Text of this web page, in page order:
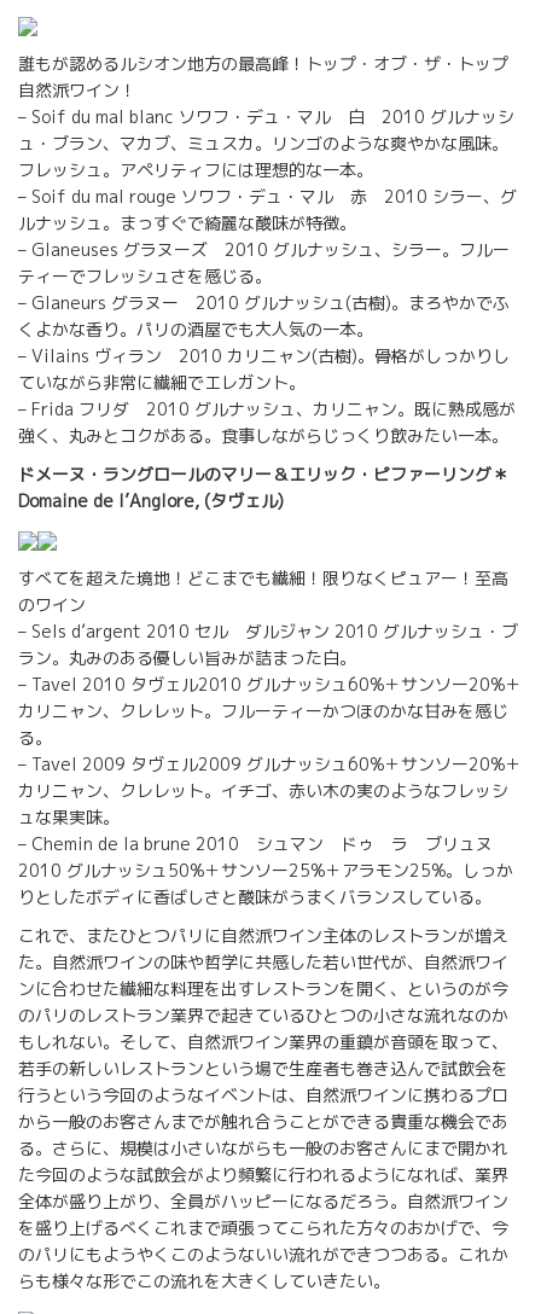
誰もが認めるルシオン地方の最高峰！トップ・オブ・ザ・トップ
自然派ワイン！
– Soif du mal blanc ソワフ・デュ・マル 白 2010 グルナッシ
ュ・ブラン、マカブ、ミュスカ。リンゴのような爽やかな風味。
フレッシュ。アペリティフには理想的な一本。
– Soif du mal rouge ソワフ・デュ・マル 赤 2010 シラー、グ
ルナッシュ。まっすぐで綺麗な酸味が特徴。
– Glaneuses グラヌーズ 2010 グルナッシュ、シラー。フルー
ティーでフレッシュさを感じる。
– Glaneurs グラヌー 2010 グルナッシュ(古樹)。まろやかでふ
くよかな香り。パリの酒屋でも大人気の一本。
– Vilains ヴィラン 2010 カリニャン(古樹)。骨格がしっかりし
ていながら非常に繊細でエレガント。
– Frida フリダ 2010 グルナッシュ、カリニャン。既に熟成感が
強く、丸みとコクがある。食事しながらじっくり飲みたい一本。
ドメーヌ・ラングロールのマリー＆エリック・ピファーリング＊
Domaine de l’Anglore, (タヴェル)
すべてを超えた境地！どこまでも繊細！限りなくピュアー！至高
のワイン
– Sels d’argent 2010 セル ダルジャン 2010 グルナッシュ・ブ
ラン。丸みのある優しい旨みが詰まった白。
– Tavel 2010 タヴェル2010 グルナッシュ60%＋サンソー20%＋
カリニャン、クレレット。フルーティーかつほのかな甘みを感じ
る。
– Tavel 2009 タヴェル2009 グルナッシュ60%＋サンソー20%＋
カリニャン、クレレット。イチゴ、赤い木の実のようなフレッシ
ュな果実味。
– Chemin de la brune 2010 シュマン ドゥ ラ ブリュヌ
2010 グルナッシュ50%＋サンソー25%＋アラモン25%。しっか
りとしたボディに香ばしさと酸味がうまくバランスしている。
これで、またひとつパリに自然派ワイン主体のレストランが増え
た。自然派ワインの味や哲学に共感した若い世代が、自然派ワイ
ンに合わせた繊細な料理を出すレストランを開く、というのが今
のパリのレストラン業界で起きているひとつの小さな流れなのか
もしれない。そして、自然派ワイン業界の重鎮が音頭を取って、
若手の新しいレストランという場で生産者も巻き込んで試飲会を
行うという今回のようなイベントは、自然派ワインに携わるプロ
から一般のお客さんまでが触れ合うことができる貴重な機会であ
る。さらに、規模は小さいながらも一般のお客さんにまで開かれ
た今回のような試飲会がより頻繁に行われるようになれば、業界
全体が盛り上がり、全員がハッピーになるだろう。自然派ワイン
を盛り上げるべくこれまで頑張ってこられた方々のおかげで、今
のパリにもようやくこのようないい流れができつつある。これか
らも様々な形でこの流れを大きくしていきたい。